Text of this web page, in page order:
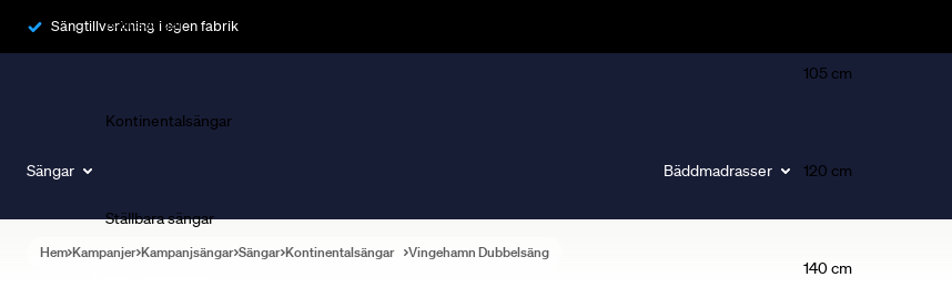
Sängtillverkning i egen fabrik
Sängar
Ramsängar
Kontinentalsängar
Ställbara sängar
Bäddmadrasser
105 cm
120 cm
140 cm
Hem Kampanjer Kampanjsängar Sängar Kontinentalsängar Vingehamn Dubbelsäng